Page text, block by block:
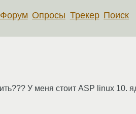
Форум Опросы Трекер Поиск
У меня стоит ASP linux 10.